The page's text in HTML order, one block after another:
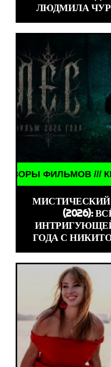
ЛЮДМИЛА
ФИЛЬМОВ /// КИНО ///
МИСТИЧЕСКИЙ
(2026):
ГОДА С